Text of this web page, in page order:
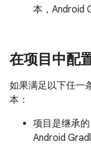
本，Android
在项目中配
如果满足以下任一
本：
项目是继承
Android